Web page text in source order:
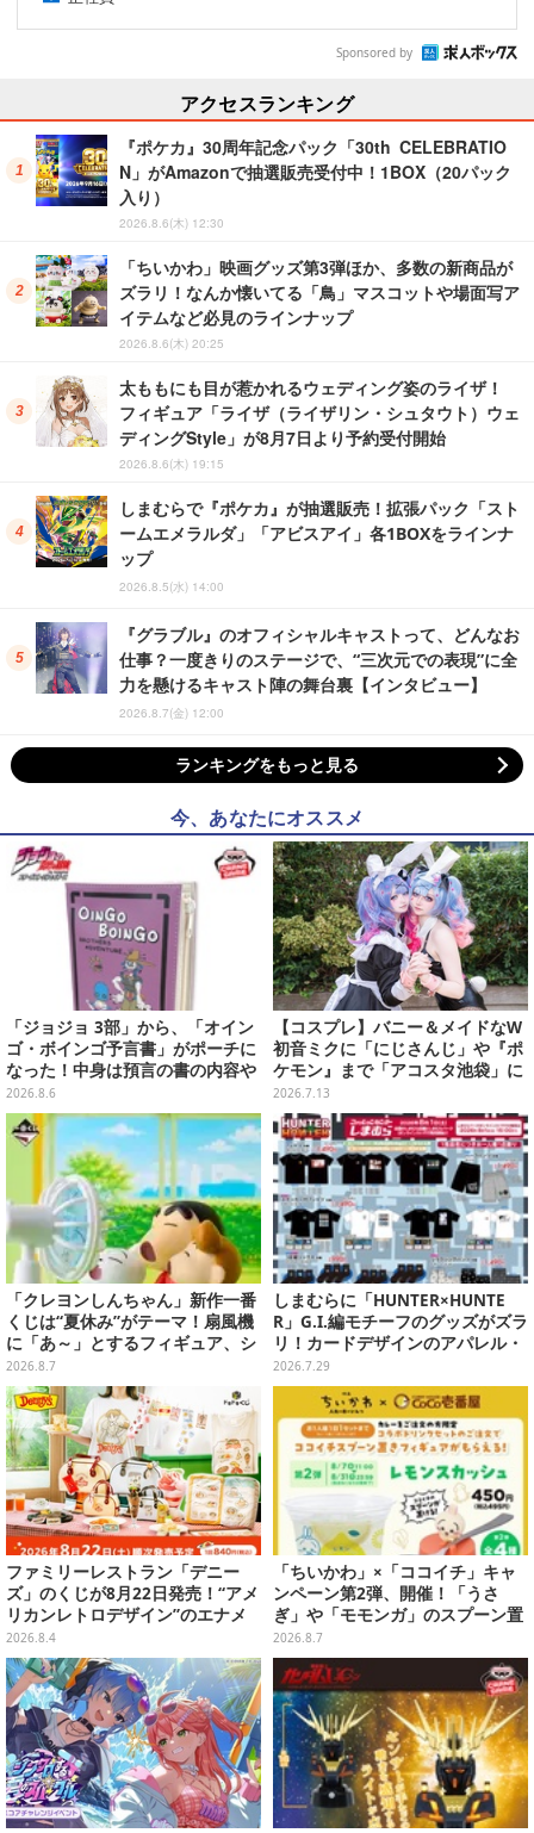
Sponsored by
アクセスランキング
『ポケカ』30周年記念パック「30th CELEBRATIO
N」がAmazonで抽選販売受付中！1BOX（20パック
入り）
2026.8.6(木) 12:30
「ちいかわ」映画グッズ第3弾ほか、多数の新商品が
ズラリ！なんか懐いてる「鳥」マスコットや場面写ア
イテムなど必見のラインナップ
2026.8.6(木) 20:25
太ももにも目が惹かれるウェディング姿のライザ！
フィギュア「ライザ（ライザリン・シュタウト）ウェ
ディングStyle」が8月7日より予約受付開始
2026.8.6(木) 19:15
しまむらで『ポケカ』が抽選販売！拡張パック「スト
ームエメラルダ」「アビスアイ」各1BOXをラインナ
ップ
2026.8.5(水) 14:00
『グラブル』のオフィシャルキャストって、どんなお
仕事？一度きりのステージで、“三次元での表現”に全
力を懸けるキャスト陣の舞台裏【インタビュー】
2026.8.7(金) 12:00
ランキングをもっと見る
今、あなたにオススメ
「ジョジョ 3部」から、「オイン
ゴ・ボインゴ予言書」がポーチに
なった！中身は預言の書の内容や
アニメ総柄デザインをプリント
2026.8.6
【コスプレ】バニー＆メイドなW
初音ミクに「にじさんじ」や『ポ
ケモン』まで「アコスタ池袋」に
集った美麗レイヤー13選【写真60
枚】
2026.7.13
「クレヨンしんちゃん」新作一番
くじは“夏休み”がテーマ！扇風機
に「あ～」とするフィギュア、シ
ロのボウル皿など嬉しいラインナ
ップ
2026.8.7
しまむらに「HUNTER×HUNTE
R」G.I.編モチーフのグッズがズラ
リ！カードデザインのアパレル・
雑貨、ゴレイヌの「オレが3人分
になる…」も
2026.7.29
ファミリーレストラン「デニー
ズ」のくじが8月22日発売！“アメ
リカンレトロデザイン”のエナメ
ルバッグやTシャツなど、日常使
いできるグッズを用意
2026.8.4
「ちいかわ」×「ココイチ」キャ
ンペーン第2弾、開催！「うさ
ぎ」や「モモンガ」のスプーン置
きをGETしよう
2026.8.7